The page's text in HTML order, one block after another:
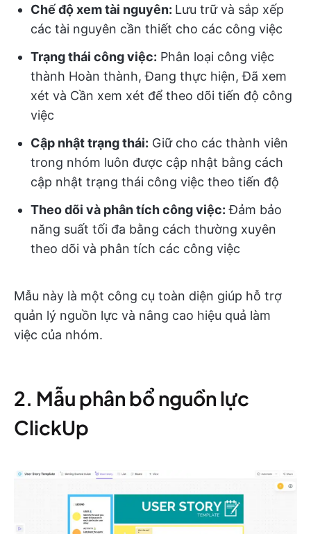
Chế độ xem tài nguyên: Lưu trữ và sắp xếp
các tài nguyên cần thiết cho các công việc
Trạng thái công việc: Phân loại công việc
thành Hoàn thành, Đang thực hiện, Đã xem
xét và Cần xem xét để theo dõi tiến độ công
việc
Cập nhật trạng thái: Giữ cho các thành viên
trong nhóm luôn được cập nhật bằng cách
cập nhật trạng thái công việc theo tiến độ
Theo dõi và phân tích công việc: Đảm bảo
năng suất tối đa bằng cách thường xuyên
theo dõi và phân tích các công việc
Mẫu này là một công cụ toàn diện giúp hỗ trợ
quản lý nguồn lực và nâng cao hiệu quả làm
việc của nhóm.
2. Mẫu phân bổ nguồn lực
ClickUp